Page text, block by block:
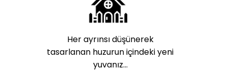
Her ayrınsı düşünerek
tasarlanan huzurun içindeki yeni
yuvanız…